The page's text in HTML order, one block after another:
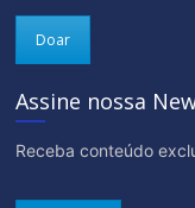
Doar
Assine nossa
Receba conteúdo